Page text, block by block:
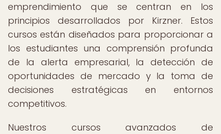
emprendimiento que se centran en los
principios desarrollados por Kirzner. Estos
cursos están diseñados para proporcionar a
los estudiantes una comprensión profunda
de la alerta empresarial, la detección de
oportunidades de mercado y la toma de
decisiones estratégicas en entornos
competitivos.
Nuestros cursos avanzados de